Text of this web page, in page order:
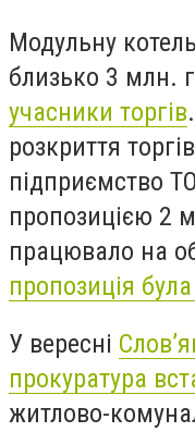
Модульну
близько 3 млн.
учасники торгів
розкриття
підприємство
пропозицією 2
працювало на
пропозиція
У вересні
прокуратура
житлово-